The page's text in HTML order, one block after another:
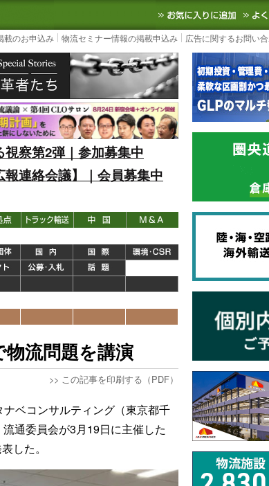
の物流ニュースサイト3PL, SCMなど国内外の最新の物流ニュお
載のお申込み 物流セミナー情報の掲載申込み 広告に関するお問い
察第2弾｜参加募集中
連絡会議】｜会員募集中
流問題を講演
>> この記事を印刷する（PDF）
ベコンサルティング（東京都千
通委員会が3月19日に主催した
した。